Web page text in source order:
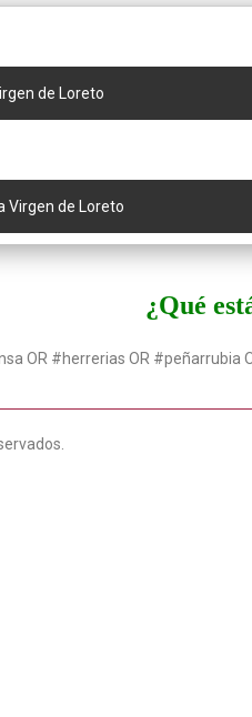
de Loreto
Virgen de Loreto
¿Qué
OR #herrerias OR #peñarrubia